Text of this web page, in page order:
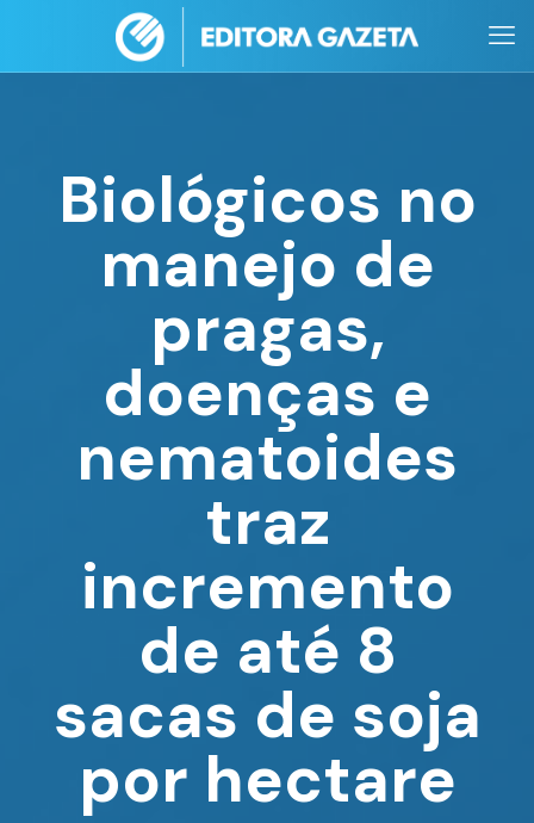
Biológicos no
manejo de
pragas,
doenças e
nematoides
traz
incremento
de até 8
sacas de soja
por hectare